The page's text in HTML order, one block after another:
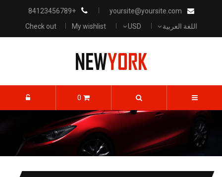
yoursite@yoursite.com
+84123456789
اللغة العربية
USD
My wishlist
Check out
0